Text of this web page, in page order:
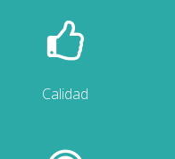
Calidad